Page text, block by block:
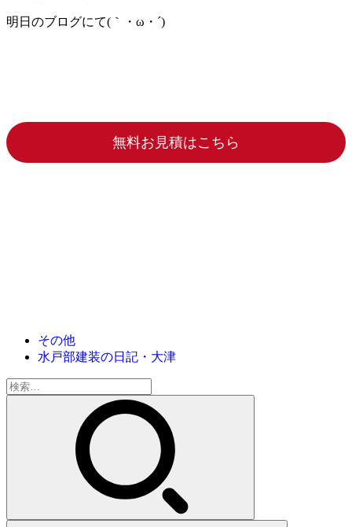
明日のブログにて(｀・ω・´)ゞ
無料お見積はこちら
その他
水戸部建装の日記・大津
検
索: